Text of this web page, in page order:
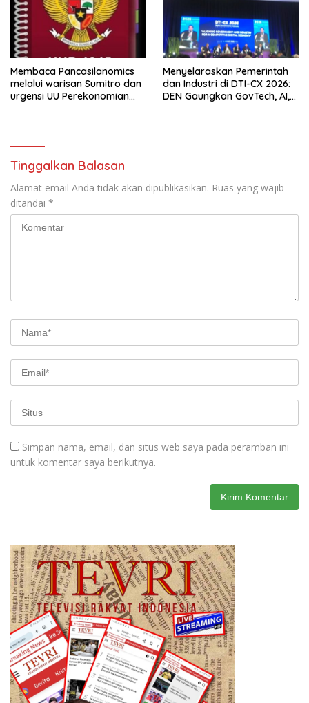
Membaca Pancasilanomics
melalui warisan Sumitro dan
urgensi UU Perekonomian
Menyelaraskan Pemerintah
dan Industri di DTI-CX 2026:
DEN Gaungkan GovTech, AI,
Tinggalkan Balasan
Alamat email Anda tidak akan dipublikasikan. Ruas yang wajib
ditandai *
Simpan nama, email, dan situs web saya pada peramban ini
untuk komentar saya berikutnya.